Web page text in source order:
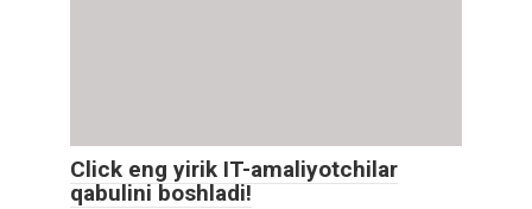
Click eng yirik IT-amaliyotchilar
qabulini boshladi!